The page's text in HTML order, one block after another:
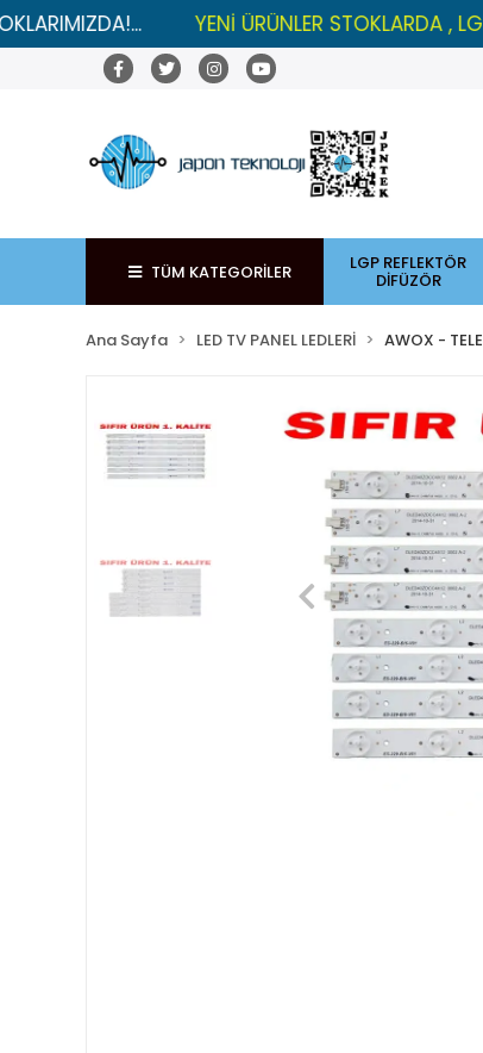
YENİ ÜRÜNLER STOKLARDA , LGP
TÜM KATEGORİLER LGP REFLEKTÖR
DİFÜZÖR
Ana Sayfa LED TV PANEL LEDLERİ AWOX -